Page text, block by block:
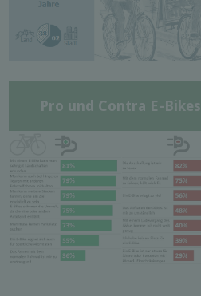
Pro und Contra E-Bikes